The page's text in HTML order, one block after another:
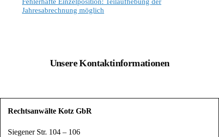
Jahresabrechnung möglich
Unsere Kontaktinformationen
Rechtsanwälte Kotz GbR
Siegener Str. 104 – 106